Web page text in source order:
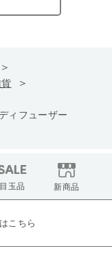
ィフューザー
目玉品 新商品
こちら